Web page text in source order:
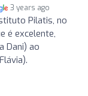
3 years ago
Pilatis, no
é excelente,
Dani) ao